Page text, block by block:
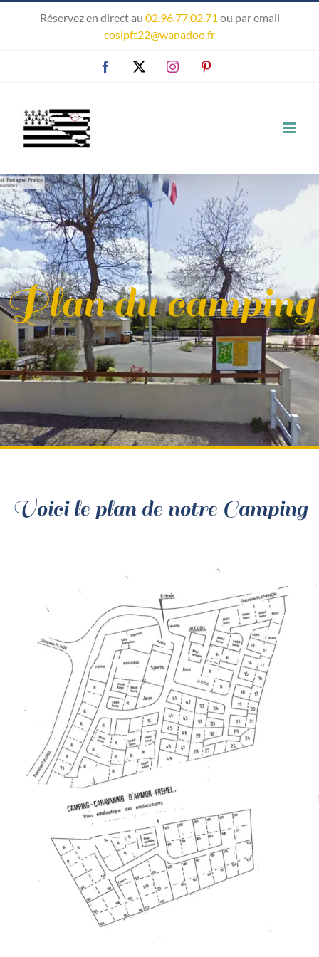
Réservez en direct au 02.96.77.02.71 ou par email
coslpft22@wanadoo.fr
Facebook Instagram
Plan du camping
Voici le plan de notre Camping